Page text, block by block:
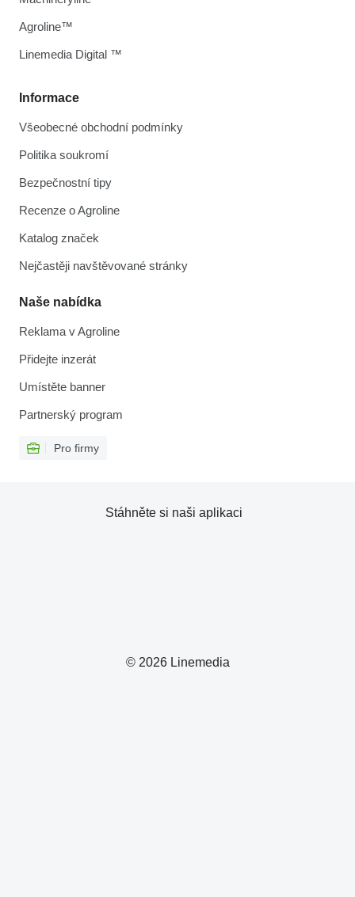
Informace
Všeobecné obchodní podmínky
Politika soukromí
Bezpečnostní tipy
Recenze o Agroline
Katalog značek
Nejčastěji navštěvované stránky
Naše nabídka
Reklama v Agroline
Přidejte inzerát
Umístěte banner
Partnerský program
Pro firmy
Agroline™
Linemedia Digital ™
© 2026 Linemedia
Stáhněte si naši aplikaci